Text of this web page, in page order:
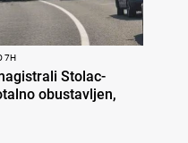
7H
Stolac-
obustavljen,